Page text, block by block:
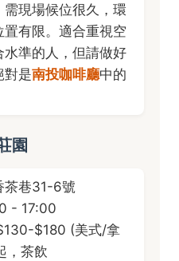
現場候位很久，環
有限。適合重視空
水準的人，但請做好
對是南投咖啡廳中的
園
茶巷31-6號
- 17:00
$180 (美式/拿
，茶飲